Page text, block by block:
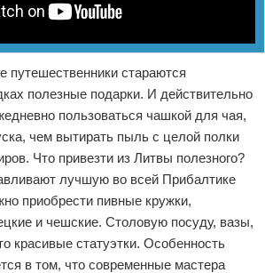
путешественники стараются
полезные подарки. И действительно
пользоваться чашкой для чая,
чем вытирать пыль с целой полки
Что привезти из Литвы полезного?
лучшую во всей Прибалтике
приобрести пивные кружки,
и чешские. Столовую посуду, вазы,
красивые статуэтки. Особенность
в том, что современные мастера